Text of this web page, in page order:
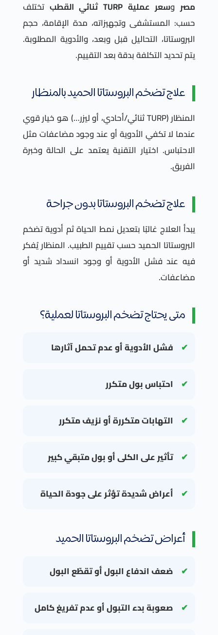
مصروسعر عملية TURP ثنائي القطب
تختلف
حسب: المستشفى وتجهيزاته، مدة الإقامة، حجم
البروستاتا، التحاليل قبل وبعد، والأدوية المطلوبة.
يتم تحديد التكلفة بدقة بعد التقييم.
علاج تضخم البروستاتا الحميد بالمنظار
المنظار (TURP ثنائي/أحادي، أو ليزر…) هو خيار قوي
عندما لا تكفي الأدوية أو عند وجود مضاعفات مثل
الاحتباس. اختيار التقنية يعتمد على الحالة وخبرة
الفريق.
علاج تضخم البروستاتا بدون جراحة
يبدأ العلاج غالبًا بتعديل نمط الحياة ثم أدوية تضخم
البروستاتا الحميد حسب تقييم الطبيب. المنظار يُفكر
فيه عند فشل الأدوية أو وجود انسداد شديد أو
مضاعفات.
متى يحتاج تضخم البروستاتا لعملية؟
فشل الأدوية أو عدم تحمل آثارها
احتباس بول متكرر
التهابات متكررة أو نزيف متكرر
تأثير على الكلى أو بول متبقي كبير
أعراض شديدة تؤثر على جودة الحياة
أعراض تضخم البروستاتا الحميد
ضعف اندفاع البول أو تقطّع البول
صعوبة بدء التبول أو عدم تفريغ كامل